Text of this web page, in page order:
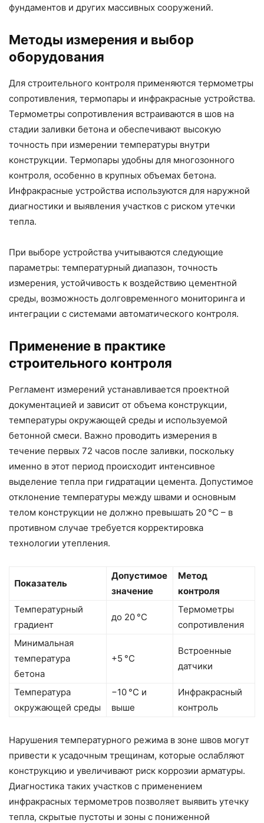
фундаментов и других массивных сооружений.
Методы измерения и выбор
оборудования
Для строительного контроля применяются термометры
сопротивления, термопары и инфракрасные устройства.
Термометры сопротивления встраиваются в шов на
стадии заливки бетона и обеспечивают высокую
точность при измерении температуры внутри
конструкции. Термопары удобны для многозонного
контроля, особенно в крупных объемах бетона.
Инфракрасные устройства используются для наружной
диагностики и выявления участков с риском утечки
тепла.
При выборе устройства учитываются следующие
параметры: температурный диапазон, точность
измерения, устойчивость к воздействию цементной
среды, возможность долговременного мониторинга и
интеграции с системами автоматического контроля.
Применение в практике
строительного контроля
Регламент измерений устанавливается проектной
документацией и зависит от объема конструкции,
температуры окружающей среды и используемой
бетонной смеси. Важно проводить измерения в
течение первых 72 часов после заливки, поскольку
именно в этот период происходит интенсивное
выделение тепла при гидратации цемента. Допустимое
отклонение температуры между швами и основным
телом конструкции не должно превышать 20 °C – в
противном случае требуется корректировка
технологии утепления.
Показатель
Допустимое
значение
Метод
контроля
Температурный
градиент
до 20 °C
Термометры
сопротивления
Минимальная
температура
бетона
+5 °C
Встроенные
датчики
Температура
окружающей среды
−10 °C и
выше
Инфракрасный
контроль
Нарушения температурного режима в зоне швов могут
привести к усадочным трещинам, которые ослабляют
конструкцию и увеличивают риск коррозии арматуры.
Диагностика таких участков с применением
инфракрасных термометров позволяет выявить утечку
тепла, скрытые пустоты и зоны с пониженной